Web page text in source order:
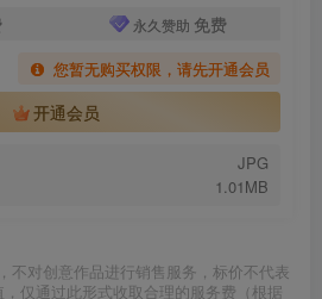
永久赞助 免费
您暂无购买权限，请先开通会员
开通会员
JPG
1.01MB
不对创意作品进行销售服务，标价不代表
仅通过此形式收取合理的服务费（根据